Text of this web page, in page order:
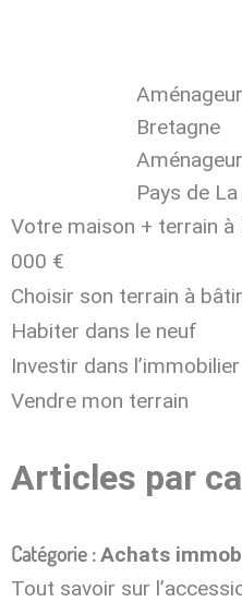
Bretagne
Pays de
Votre maison + terrain
000 €
Choisir son terrain à bâtir
Habiter dans le neuf
Investir dans
Vendre mon terrain
Articles par
Catégorie :Achats
Tout savoir sur